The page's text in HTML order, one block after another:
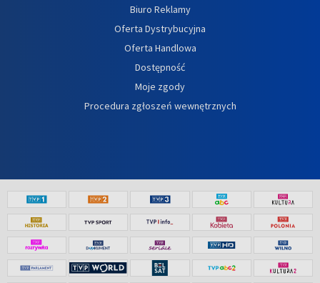
Biuro Reklamy
Oferta Dystrybucyjna
Oferta Handlowa
Dostępność
Moje zgody
Procedura zgłoszeń wewnętrznych